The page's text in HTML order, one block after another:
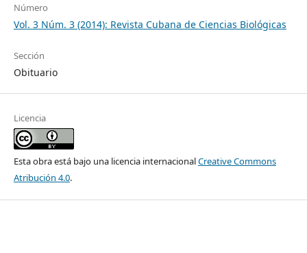
Número
Vol. 3 Núm. 3 (2014): Revista Cubana de Ciencias Biológicas
Sección
Obituario
Licencia
Esta obra está bajo una licencia internacionalCreative Commons
Atribución 4.0.